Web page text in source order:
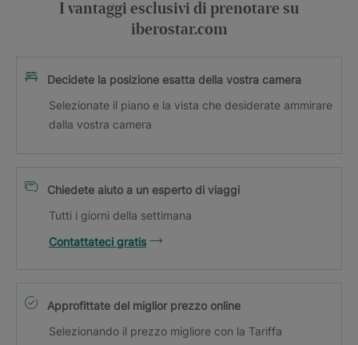
I vantaggi esclusivi di prenotare su
iberostar.com
Decidete la posizione esatta della vostra camera
Selezionate il piano e la vista che desiderate ammirare
dalla vostra camera
Chiedete aiuto a un esperto di viaggi
Tutti i giorni della settimana
Contattateci gratis
Approfittate del miglior prezzo online
Selezionando il prezzo migliore con la Tariffa